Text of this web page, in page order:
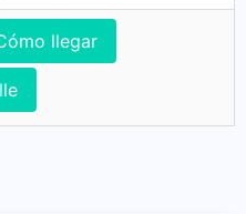
llegar